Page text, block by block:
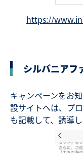
https://
シルバニアフ
キャンペーンをお
設サイトへは、プ
も記載して、誘導し